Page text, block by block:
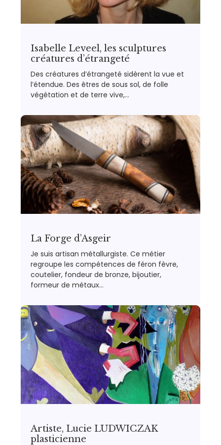
Isabelle Leveel, les sculptures
créatures d’étrangeté
Des créatures d’étrangeté sidèrent la vue et
l’étendue. Des êtres de sous sol, de folle
végétation et de terre vive,…
La Forge d’Asgeir
Je suis artisan métallurgiste. Ce métier
regroupe les compétences de féron fèvre,
coutelier, fondeur de bronze, bijoutier,
formeur de métaux…
Artiste, Lucie LUDWICZAK
plasticienne